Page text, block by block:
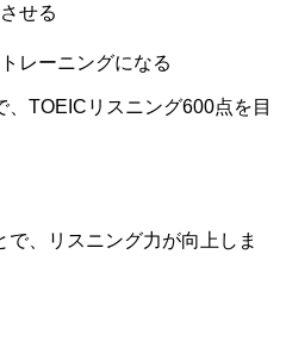
せる
レーニングになる
TOEICリスニング600点を目
、リスニング力が向上しま